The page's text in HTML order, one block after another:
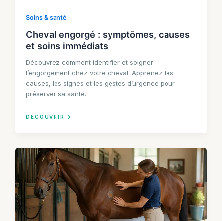
Soins & santé
Cheval engorgé : symptômes, causes
et soins immédiats
Découvrez comment identifier et soigner
l’engorgement chez votre cheval. Apprenez les
causes, les signes et les gestes d’urgence pour
préserver sa santé.
DÉCOUVRIR